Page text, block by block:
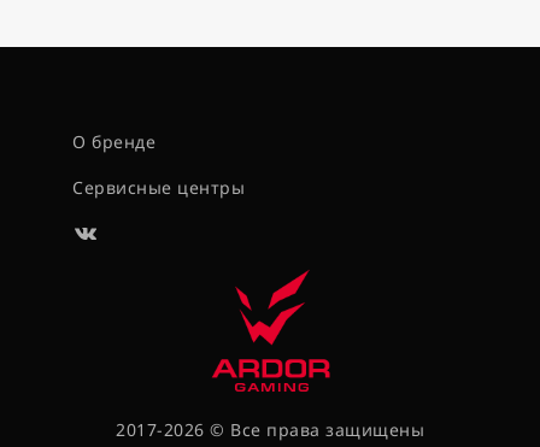
О бренде
Сервисные центры
2017-2026 © Все права защищены